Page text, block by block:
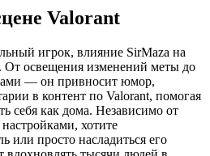
Valorant
игрок, влияние SirMaza на
От освещения изменений меты до
— он привносит юмор,
в контент по Valorant, помогая
себя как дома. Независимо от
хотите
или просто насладиться его